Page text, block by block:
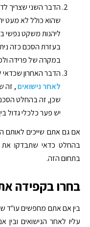
הדבר השני שצריך
שהוא כולל לא מעט
ליהנות משקט
בעזרת הסכם כזה
במקרה של פרידה
הדבר האחרון שכדאי
לאחר נישואים, זה
שכן, זה בהחלט
יש פער כלכלי גדול
אם גם אתם שייכים לאותם
בהחלט כדאי שתבדקו את
בתחום הזה.
בחרו בקפידה
בין אם אתם מחפשים עו"ד
עליו לאחר הנישואים